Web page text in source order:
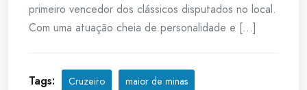
primeiro vencedor dos clássicos disputados no local.
Com uma atuação cheia de personalidade e [...]
Tags: Cruzeiro maior de minas